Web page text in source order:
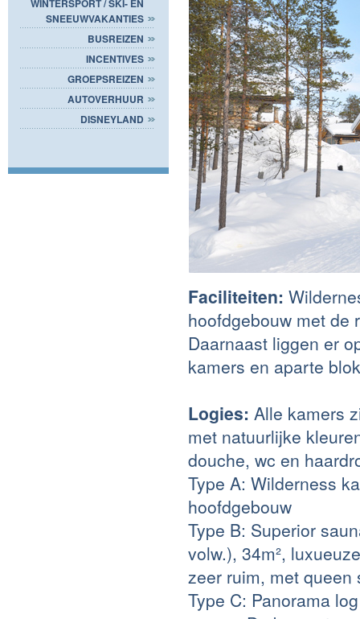
WINTERSPORT / SKI- EN
SNEEUWVAKANTIES
BUSREIZEN
INCENTIVES
GROEPSREIZEN
AUTOVERHUUR
DISNEYLAND
Faciliteiten:
hoofdgebouw met de
Daarnaast liggen er
kamers en aparte
Logies: Alle kamers
met natuurlijke
douche, wc en
Type A: Wilderness
hoofdgebouw
Type B: Superior
volw.), 34m²,
zeer ruim, met
Type C: Panorama